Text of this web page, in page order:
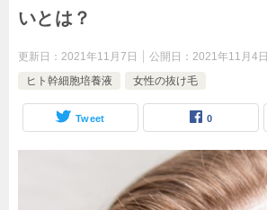
いとは？
更新日： 2021年11月7日 公開日： 2021年11月4日
ヒト幹細胞培養液
女性の抜け毛
Tweet 0